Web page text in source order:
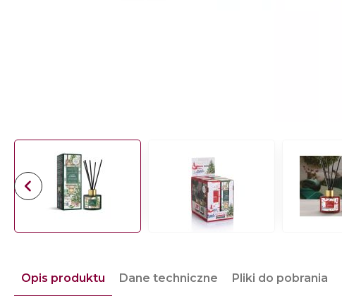
Opis produktu Dane techniczne Pliki do pobrania